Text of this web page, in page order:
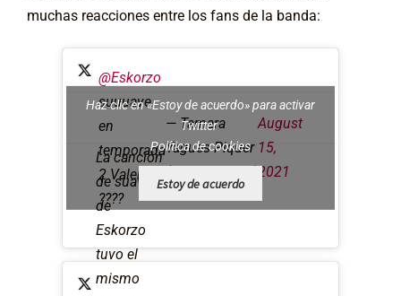
muchas reacciones entre los fans de la banda:
@Eskorzo
suuuave
en
temporada
2 Valeria
????
— Tamara
Yagues Piquer
August
15,
2021
Haz clic en «Estoy de acuerdo» para activar
Twitter
Política de cookies
Estoy de acuerdo
La canción
de suave
de
Eskorzo
tuvo el
mismo